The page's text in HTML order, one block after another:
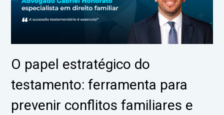
O papel estratégico do
testamento: ferramenta para
prevenir conflitos familiares e